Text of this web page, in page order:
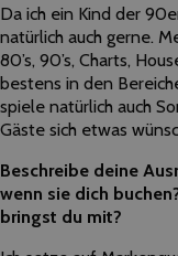
Da ich ein Kind der
natürlich auch gerne.
80’s, 90’s, Charts,
bestens in den
spiele natürlich auch
Gäste sich etwas
Beschreibe deine
wenn sie dich
bringst du mit?